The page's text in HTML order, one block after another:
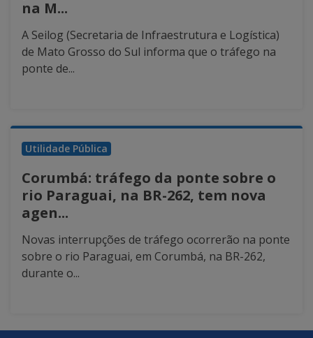
na M...
A Seilog (Secretaria de Infraestrutura e Logística)
de Mato Grosso do Sul informa que o tráfego na
ponte de...
Utilidade Pública
Corumbá: tráfego da ponte sobre o
rio Paraguai, na BR-262, tem nova
agen...
Novas interrupções de tráfego ocorrerão na ponte
sobre o rio Paraguai, em Corumbá, na BR-262,
durante o...